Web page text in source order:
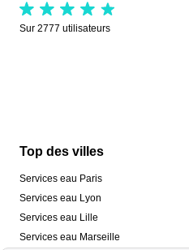
Sur 2777 utilisateurs
Top des villes
Services eau Paris
Services eau Lyon
Services eau Lille
Services eau Marseille